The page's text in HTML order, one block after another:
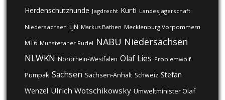
Herdenschutzhunde Jagdrecht Kurti Landesjägerschaft
Niedersachsen LJN Markus Bathen Mecklenburg Vorpommern
MT6 Munsteraner Rudel NABU Niedersachsen
NLWKN Nordrhein-Westfalen Olaf Lies Problemwolf
Pumpak Sachsen Sachsen-Anhalt Schweiz Stefan
Wenzel Ulrich Wotschikowsky Umweltminister Olaf